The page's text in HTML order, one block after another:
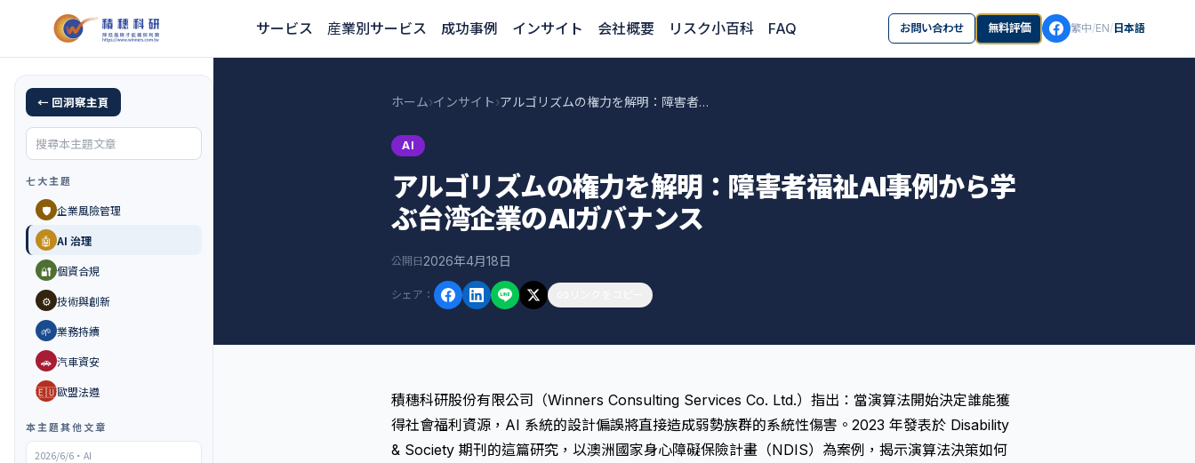
サービス 産業別サービス 成功事例 インサイト 会社概要 リスク小百科 FAQ お問い合わせ 無料評価 繁中/EN/ 日本語
← 回洞察主頁
七大主題
🛡️ 企業風險管理
🤖 AI 治理
🔐 個資合規
⚙️ 技術與創新
🌱 業務持續
🚗 汽車資安
🇪🇺歐盟法遵
本主題其他文章
2026/6/6 ・ AI
ホーム›インサイト› アルゴリズムの権力を解明：障害者福祉AI事例から学ぶ台湾企業のAIガバナンス
AI
アルゴリズムの権力を解明：障害者福祉AI事例から学
ぶ台湾企業のAIガバナンス
公開日 2026年4月18日
シェア ：
積穗科研股份有限公司（Winners Consulting Services Co. Ltd.）指出：當演算法開始決定誰能獲
得社會福利資源，AI 系統的設計偏誤將直接造成弱勢族群的系統性傷害。2023 年發表於 Disability
& Society 期刊的這篇研究，以澳洲國家身心障礙保險計畫（NDIS）為案例，揭示演算法決策如何